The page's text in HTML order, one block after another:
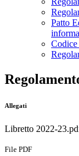
Patto
Allegati
Libretto 2022-
File PDF